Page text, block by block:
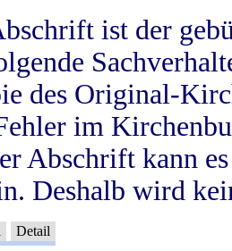
ist der
des Original-
im
Abschrift kann
Deshalb wird
Detail